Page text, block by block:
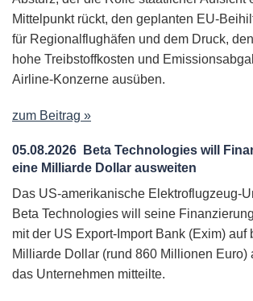
Mittelpunkt rückt, den geplanten EU-
für Regionalflughäfen und dem Druck,
hohe Treibstoffkosten und
Airline-Konzerne ausüben.
zum Beitrag »
05.08.2026
Beta Technologies will
eine Milliarde Dollar ausweiten
Das US-amerikanische Elektroflugzeug-
Beta Technologies will seine
mit der US Export-Import Bank (Exim) auf
Milliarde Dollar (rund 860 Millionen Euro)
das Unternehmen mitteilte.